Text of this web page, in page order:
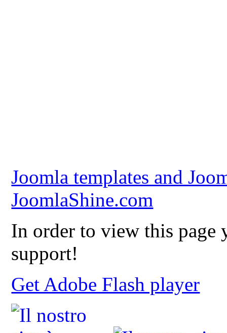
Joomla templates and
JoomlaShine.com
In order to view this page
support!
Get Adobe Flash player